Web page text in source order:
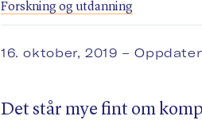
Forskning og utdanning
16. oktober, 2019–
Det står mye fint om